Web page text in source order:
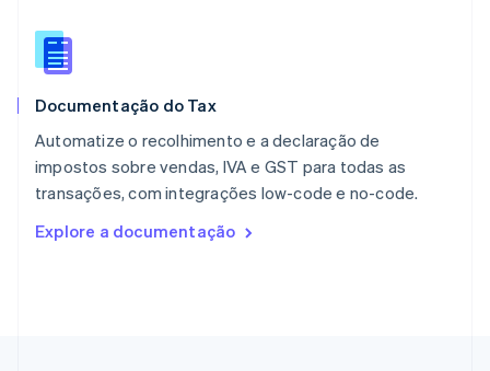
Documentação do Tax
Automatize o recolhimento e a declaração de
impostos sobre vendas, IVA e GST para todas as
transações, com integrações low-code e no-code.
Explore a documentação
Portugal
Português
English简体中文
Reino Unido
República Tcheca
English
English